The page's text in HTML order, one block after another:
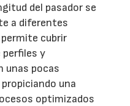
del pasador se
a diferentes
cubrir
y
unas pocas
una
optimizados